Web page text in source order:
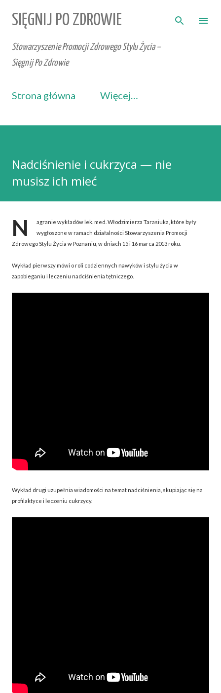
Przejdź do głównej zawartości
SIĘGNIJ PO ZDROWIE
Stowarzyszenie Promocji Zdrowego Stylu Życia –
Sięgnij Po Zdrowie
Strona główna Więcej…
Nadciśnienie i cukrzyca — nie
musisz ich mieć
N
agranie wykładów lek. med. Włodzimierza Tarasiuka, które były
wygłoszone w ramach działalności Stowarzyszenia Promocji
Zdrowego Stylu Życia w Poznaniu, w dniach 15 i 16 marca 2013 roku.
Wykład pierwszy mówi o roli codziennych nawyków i stylu życia w
zapobieganiu i leczeniu nadciśnienia tętniczego.
Wykład drugi uzupełnia wiadomości na temat nadciśnienia, skupiając się na
profilaktyce i leczeniu cukrzycy.